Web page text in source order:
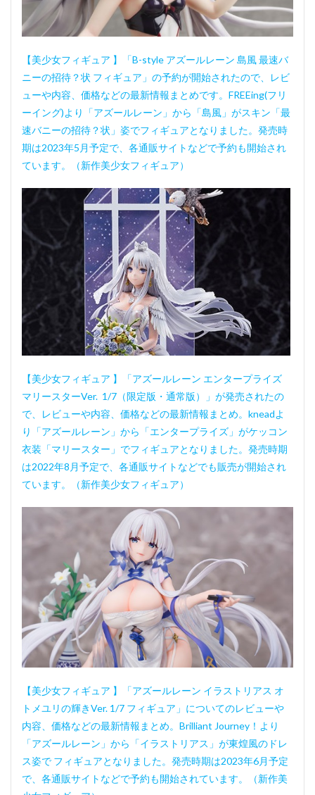
【美少女フィギュア 】「B-style アズールレーン 島風 最速バ
ニーの招待？状 フィギュア」の予約が開始されたので、レビ
ューや内容、価格などの最新情報まとめです。FREEing(フリ
ーイング)より「アズールレーン」から「島風」がスキン「最
速バニーの招待？状」姿でフィギュアとなりました。発売時
期は2023年5月予定で、各通販サイトなどで予約も開始され
ています。（新作美少女フィギュア）
【美少女フィギュア 】「アズールレーン エンタープライズ
マリースターVer. 1/7（限定版・通常版）」が発売されたの
で、レビューや内容、価格などの最新情報まとめ。kneadよ
り「アズールレーン」から「エンタープライズ」がケッコン
衣装「マリースター」でフィギュアとなりました。発売時期
は2022年8月予定で、各通販サイトなどでも販売が開始され
ています。（新作美少女フィギュア）
【美少女フィギュア 】「アズールレーン イラストリアス オ
トメユリの輝きVer. 1/7 フィギュア」についてのレビューや
内容、価格などの最新情報まとめ。Brilliant Journey！より
「アズールレーン」から「イラストリアス」が東煌風のドレ
ス姿で フィギュアとなりました。発売時期は2023年6月予定
で、各通販サイトなどで予約も開始されています。（新作美